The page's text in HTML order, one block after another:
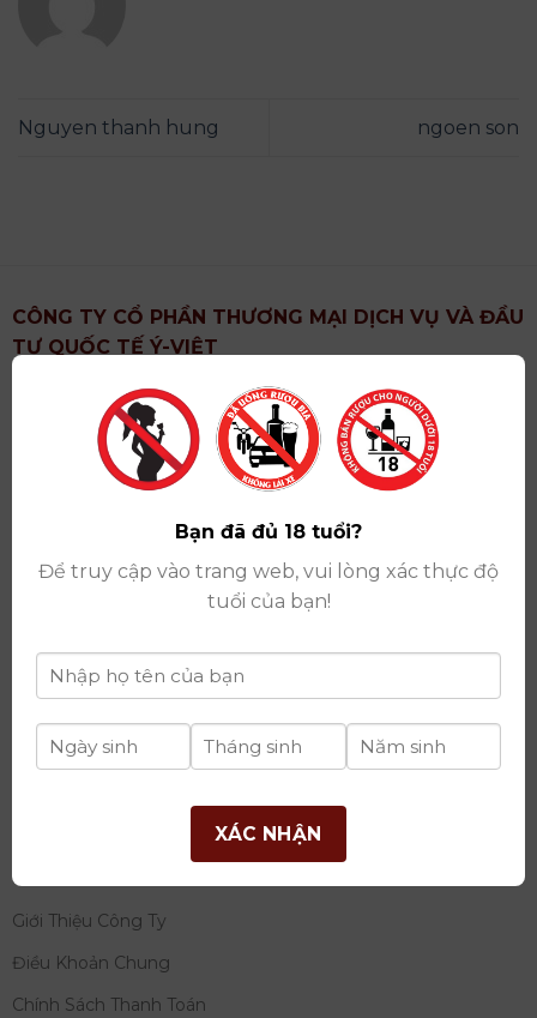
Nguyen thanh hung ngoen son
CÔNG TY CỔ PHẦN THƯƠNG MẠI DỊCH VỤ VÀ ĐẦU
TƯ QUỐC TẾ Ý-VIỆT
: Khu 6, Xã Hoài Đức, Thành Phố Hà Nội
Showroom: Số 09 Phố Liễu Giai, Phường Ngọc Hà,
Thành Phố Hà Nội
Giấy ĐKKD số: 0102751615 do Sở Tài Chính Thành
Phố Hà Nội cấp lần đầu ngày 07/05/2008,đăng ký
thay đổi lần thứ 17 ngày 06/08/2025
Giấy phép Phân Phối Rượu số : 529/GP-BCT do Bộ
Công Thương cấp ngày 14/11/2022
Ngân hàng:Ngân hàng TMCP Đầu tư và phát triển
Việt Nam (BIDV)
tư quốc tế Ý-Việt
Tây Hồ, TP Hà Nội
THÔNG TIN
Giới Thiệu Công Ty
Điều Khoản Chung
Chính Sách Thanh Toán
Bạn đã đủ 18 tuổi?
Để truy cập vào trang web, vui lòng xác thực độ
tuổi của bạn!
XÁC NHẬN